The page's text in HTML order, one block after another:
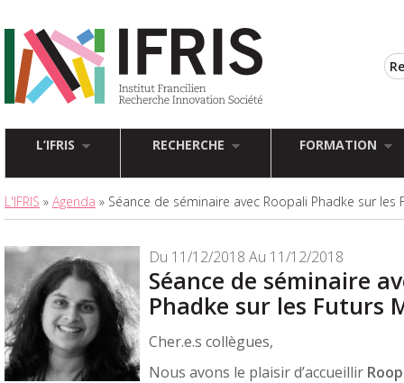
L’IFRIS RECHERCHE FORMATION
L'IFRIS » Agenda » Séance de séminaire avec Roopali Phadke sur les
Du 11/12/2018 Au 11/12/2018
Séance de séminaire
Phadke sur les Futurs
Cher.e.s collègues,
Nous avons le plaisir d’accueillir